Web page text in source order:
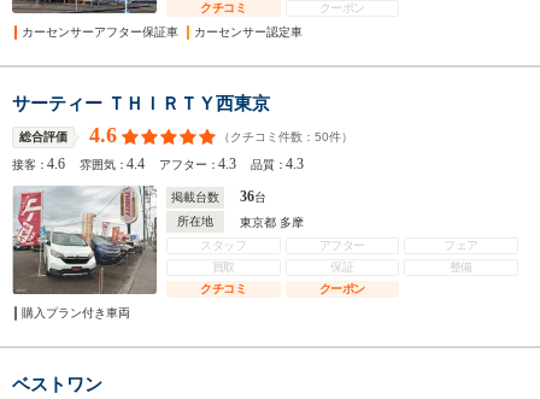
クチコミ
クーポン
カーセンサーアフター保証車
カーセンサー認定車
サーティー ＴＨＩＲＴＹ西東京
総合評価 4.6 （クチコミ件数： 50件）
接客：4.6 雰囲気：4.4 アフター：4.3 品質：4.3
掲載台数 36台
所在地
東京都 多摩
スタッフ
アフター
フェア
買取
保証
整備
クチコミ
クーポン
購入プラン付き車両
ベストワン